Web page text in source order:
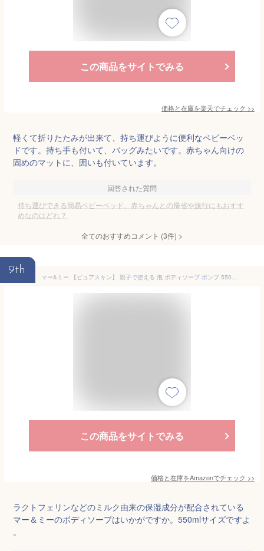
この商品をサイトでみる
価格と在庫を楽天でチェック >>
軽くて折りたたみが出来て、持ち運びように便利なベビーベッ
ドです。持ち手も付いて、バッグみたいです。赤ちゃん向けの
固めのマットに、囲いも付いています。
回答された質問
持ち運びできる簡易ベビーベッド、赤ちゃんとの帰省や旅行にもおすす
めなのはどれ？
全てのおすすめコメント (3件) >
9th
マー&ミー 【ピュアスキン】 親子で使える 泡 ボディソープ ポンプ 550ml + リンスインシャンプー ミニボトル 80ml | ベビー ソープ ママ キッズ 子供 赤ちゃん ラッテ 石鹸
この商品をサイトでみる
価格と在庫をAmazonでチェック >>
ラクトフェリンなどのミルク由来の保湿成分が配合されている
マー＆ミーのボディソープはいかがですか。550mlサイズですよ
。